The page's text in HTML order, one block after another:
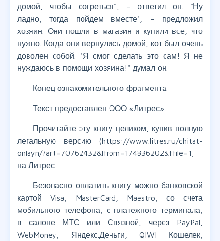
домой, чтобы согреться", – ответил он. "Ну
ладно, тогда пойдем вместе", – предложил
хозяин. Они пошли в магазин и купили все, что
нужно. Когда они вернулись домой, кот был очень
доволен собой. "Я смог сделать это сам! Я не
нуждаюсь в помощи хозяина!" думал он.
Конец ознакомительного фрагмента.
Текст предоставлен ООО «Литрес».
Прочитайте эту книгу целиком, купив полную
легальную версию (https://www.litres.ru/chitat-
onlayn/?art=70762432&lfrom=174836202&ffile=1)
на Литрес.
Безопасно оплатить книгу можно банковской
картой Visa, MasterCard, Maestro, со счета
мобильного телефона, с платежного терминала,
в салоне МТС или Связной, через PayPal,
WebMoney, Яндекс.Деньги, QIWI Кошелек,